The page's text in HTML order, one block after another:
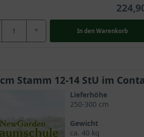
Wuchsgeschwindigkeit und die
sich im Alter zumeist breiter als
Die geschlossene
Rückschnitt hervorragend zur
+ In den Warenkorb
Stamm 12-14 StU im
Lieferhöhe
250-300 cm
Gewicht
ca. 40 kg